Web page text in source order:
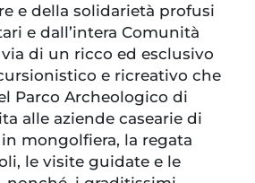
e della solidarietà profusi
e dall’intera Comunità
di un ricco ed esclusivo
e ricreativo che
Parco Archeologico di
alle aziende casearie di
mongolfiera, la regata
le visite guidate e le